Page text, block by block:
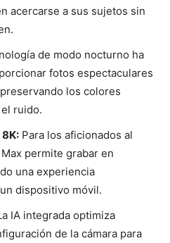
acercarse a sus sujetos sin
de modo nocturno ha
fotos espectaculares
los colores
ruido.
Para los aficionados al
permite grabar en
una experiencia
dispositivo móvil.
IA integrada optimiza
de la cámara para